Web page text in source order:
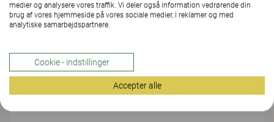
EFTERNAVN*
FIRMA/ORGANISATION/SKOLE*
medier og analysere vores traffik. Vi deler også information vedrørende din
brug af vores hjemmeside på vores sociale medier, i reklamer og med
analytiske samarbejdspartnere.
Cookie - indstillinger
Accepter alle